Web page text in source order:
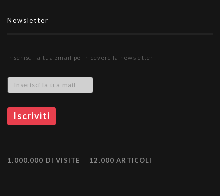
Newsletter
Inserisci la tua email per ricevere la newsletter
1.000.000 DI VISITE 12.000 ARTICOLI